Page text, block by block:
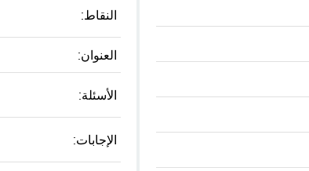
النقاط:
العنوان:
الأسئلة:
الإجابات: